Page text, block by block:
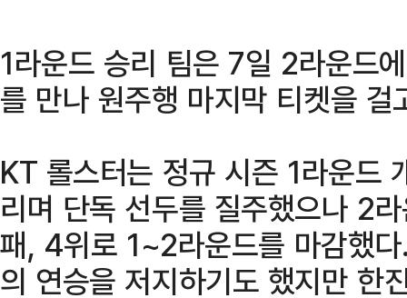
1라운드 승리 팀은 7일 2라운드
를 만나 원주행 마지막 티켓을
KT 롤스터는 정규 시즌 1라운드
리며 단독 선두를 질주했으나 2
패, 4위로 1~2라운드를 마감했
의 연승을 저지하기도 했지만 한